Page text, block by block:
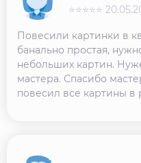
Повесили картинки в
банально простая,
небольших картин.
мастера. Спасибо
повесил все картины в
⭐⭐⭐⭐⭐